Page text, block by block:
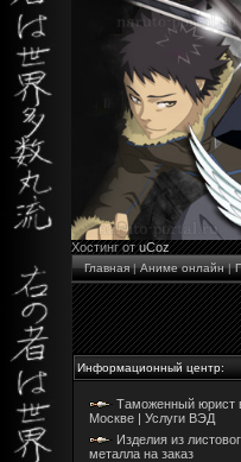
Хостинг отuCoz
Главная|Аниме онлайн|
Информационный центр:
Таможенный юрист
Москве | Услуги ВЭД
Изделия из
металла на заказ